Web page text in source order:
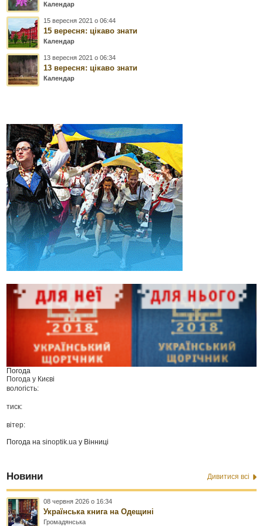
Календар
15 вересня 2021 о 06:44
15 вересня: цікаво знати
Календар
13 вересня 2021 о 06:34
13 вересня: цікаво знати
Календар
Погода
Погода у Києві
вологість:
тиск:
вітер:
Погода наsinoptik.ua у Вінниці
Новини Дивитися всі
08 червня 2026 о 16:34
Українська книга на Одещині
Громадянська